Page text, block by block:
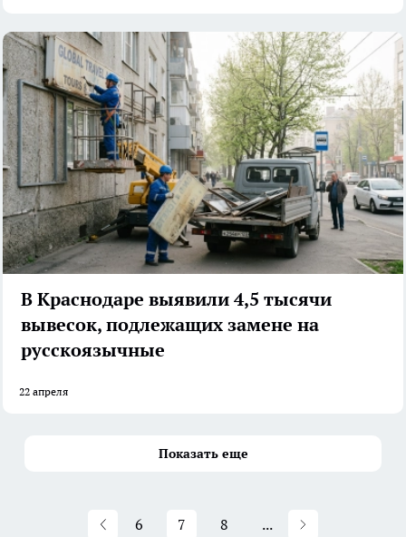
В Краснодаре выявили 4,5 тысячи
вывесок, подлежащих замене на
русскоязычные
22 апреля
Показать еще
6 7 8 ...